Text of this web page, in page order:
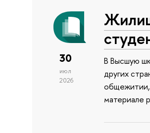
30
июл
2026
В Высшую
других
общежитии,
материале